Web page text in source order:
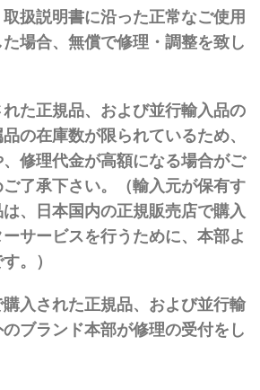
扱説明書に沿った正常なご使用
場合、無償で修理・調整を致し
た正規品、および並行輸入品の
の在庫数が限られているため、
修理代金が高額になる場合がご
了承下さい。（輸入元が保有す
、日本国内の正規販売店で購入
サービスを行うために、本部よ
。）
入された正規品、および並行輸
ブランド本部が修理の受付をし